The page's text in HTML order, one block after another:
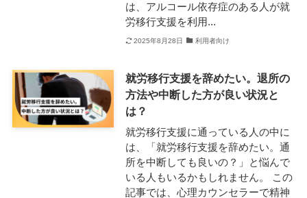
は、アルコール依存症のある人が就
労移行支援を利用...
2025年8月28日 利用者向け
就労移行支援を辞めたい。退所の
方法や中断した方が良い状況と
は？
就労移行支援に通っている人の中に
は、「就労移行支援を辞めたい。通
所を中断しても良いの？」と悩んで
いる人もいるかもしれません。 この
記事では、心理カウンセラーで精神